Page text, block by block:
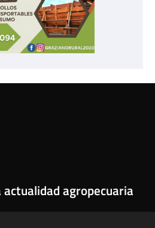
actualidad agropecuaria